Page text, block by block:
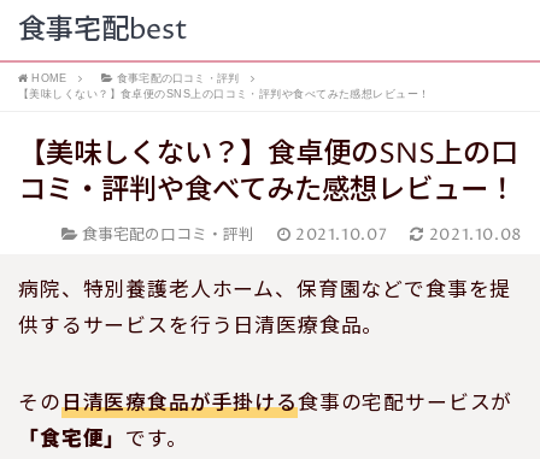
食事宅配best
HOME
食事宅配の口コミ・評判
【美味しくない？】食卓便のSNS上の口コミ・評判や食べてみた感想レビュー！
【美味しくない？】食卓便のSNS上の口
コミ・評判や食べてみた感想レビュー！
食事宅配の口コミ・評判 2021.10.07 2021.10.08
病院、 特別養護老人ホーム、 保育園などで食事を提
供するサービスを行う 日清医療食品。
その日清医療食品が手掛ける食事の宅配サービスが
「食宅便」 です。